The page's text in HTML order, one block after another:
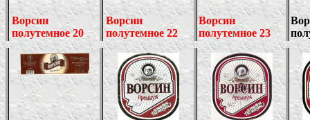
Ворсин
полутемное 20
Ворсин
полутемное 22
Ворсин
полутемное 23